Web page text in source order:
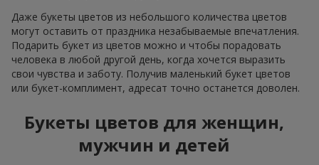
Даже букеты цветов из небольшого количества цветов
могут оставить от праздника незабываемые впечатления.
Подарить букет из цветов можно и чтобы порадовать
человека в любой другой день, когда хочется выразить
свои чувства и заботу. Получив маленький букет цветов
или букет-комплимент, адресат точно останется доволен.
Букеты цветов для женщин,
мужчин и детей